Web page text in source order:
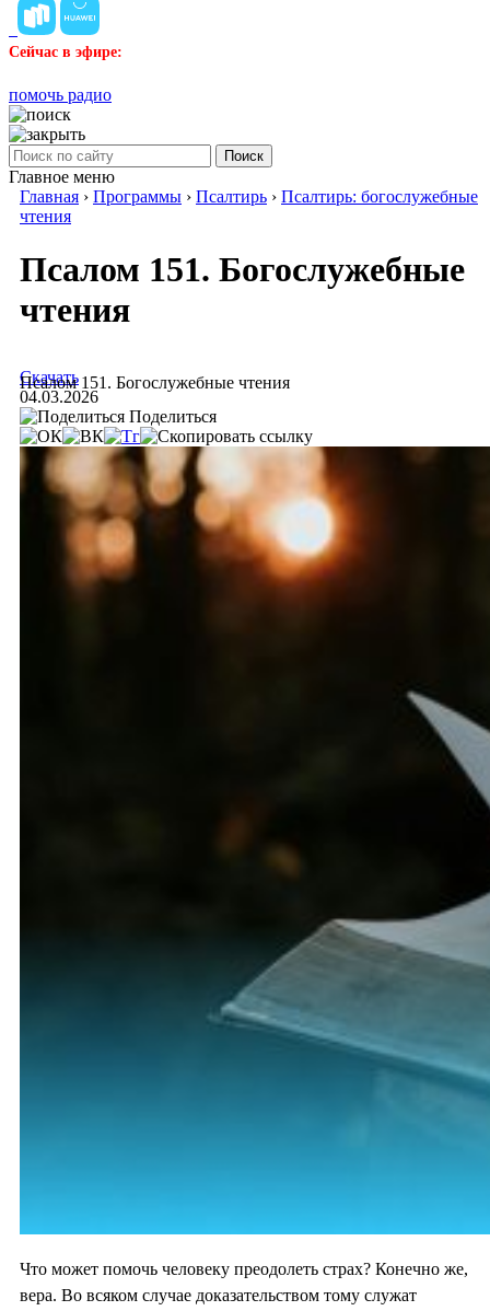
Сейчас в эфире:
помочь радио
Поиск
Главное меню
Главная › Программы › Псалтирь › Псалтирь: богослужебные
чтения
Псалом 151. Богослужебные
чтения
Псалом 151. Богослужебные чтения
Скачать
04.03.2026
Поделиться
Что может помочь человеку преодолеть страх? Конечно же,
вера. Во всяком случае доказательством тому служат